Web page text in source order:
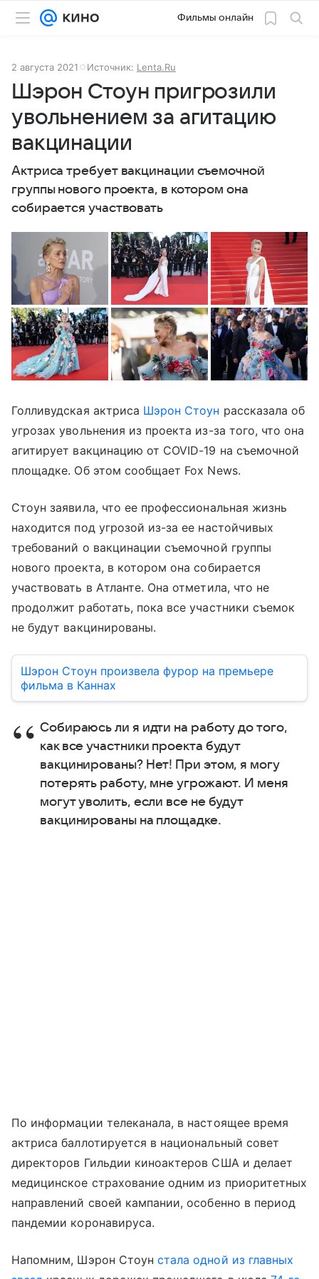
Фильмы онлайн
2 августа 2021 Источник: Lenta.Ru
Шэрон Стоун пригрозили
увольнением за агитацию
вакцинации
Актриса требует вакцинации съемочной
группы нового проекта, в котором она
собирается участвовать
Голливудская актриса Шэрон Стоун рассказала об
угрозах увольнения из проекта из-за того, что она
агитирует вакцинацию от COVID-19 на съемочной
площадке. Об этом сообщает Fox News.
Стоун заявила, что ее профессиональная жизнь
находится под угрозой из-за ее настойчивых
требований о вакцинации съемочной группы
нового проекта, в котором она собирается
участвовать в Атланте. Она отметила, что не
продолжит работать, пока все участники съемок
не будут вакцинированы.
Шэрон Стоун произвела фурор на премьере
фильма в Каннах
Собираюсь ли я идти на работу до того,
как все участники проекта будут
вакцинированы? Нет! При этом, я могу
потерять работу, мне угрожают. И меня
могут уволить, если все не будут
вакцинированы на площадке.
По информации телеканала, в настоящее время
актриса баллотируется в национальный совет
директоров Гильдии киноактеров США и делает
медицинское страхование одним из приоритетных
направлений своей кампании, особенно в период
пандемии коронавируса.
Напомним, Шэрон Стоунстала одной из главных